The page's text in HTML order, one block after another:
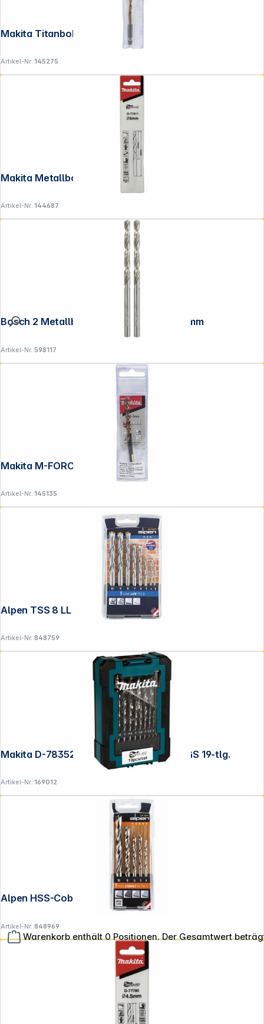
Warenkorb enthält 0 Positionen. Der Gesamtwert
Makita Titanbohrer HSS 4,0mm
Artikel-Nr.:145275
Makita Metallbohrer HSS-GS 6,0x93mm
Artikel-Nr.:144687
Bosch 2 Metallbohrer HSS-G 4,0x43x75mm
Artikel-Nr.:598117
Makita M-FORCE Bohrer HSS 5.0x86mm
Artikel-Nr.:145135
Artikel-Nr.:848759
Makita D-78352 Metallbohrer-Set HSS-GS 19-tlg.
Artikel-Nr.:169012
Alpen HSS-Cobalt PCTM 5-tlg
Artikel-Nr.:848969
**EVP = Empfohlener Verkaufspreis des Herstellers /
Lieferanten zzgl. 19% Mwst.
Alle Preise exkl. gesetzl. Mehrwertsteuer zzgl.